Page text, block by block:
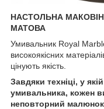
НАСТОЛЬНА
МАТОВА
Умивальник Royal
високоякісних
цінують якість.
Завдяки техніці, у
умивальника, кожен
неповторний